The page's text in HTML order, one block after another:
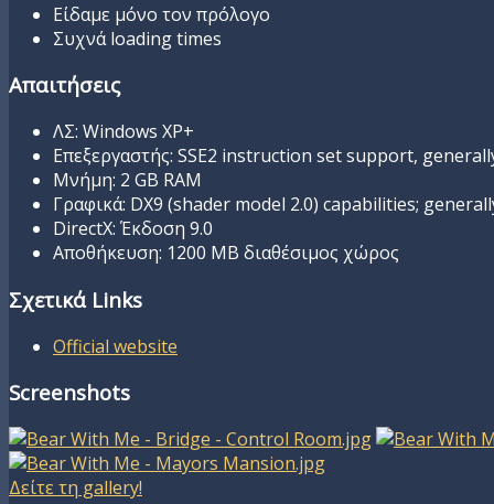
Είδαμε μόνο τον πρόλογο
Συχνά loading times
Απαιτήσεις
ΛΣ: Windows XP+
Επεξεργαστής: SSE2 instruction set support,
Μνήμη: 2 GB RAM
Γραφικά: DX9 (shader model 2.0) capabilities;
DirectX: Έκδοση 9.0
Αποθήκευση: 1200 MB διαθέσιμος χώρος
Σχετικά Links
Official website
Screenshots
Δείτε τη gallery!